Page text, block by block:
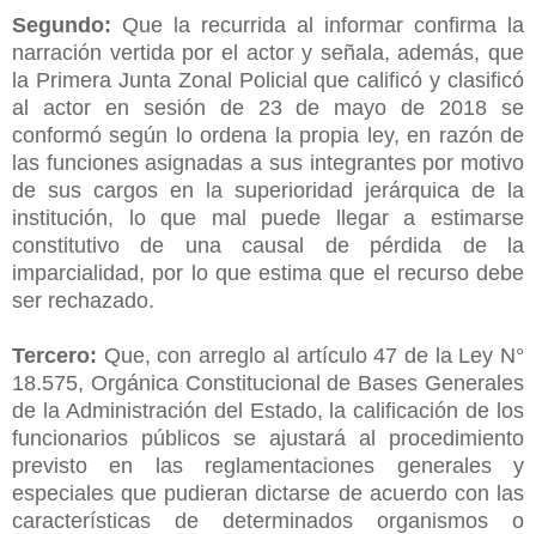
Segundo: Que la recurrida al informar confirma la
narración vertida por el actor y señala, además, que
la Primera Junta Zonal Policial que calificó y clasificó
al actor en sesión de 23 de mayo de 2018 se
conformó según lo ordena la propia ley, en razón de
las funciones asignadas a sus integrantes por motivo
de sus cargos en la superioridad jerárquica de la
institución, lo que mal puede llegar a estimarse
constitutivo de una causal de pérdida de la
imparcialidad, por lo que estima que el recurso debe
ser rechazado.
Tercero: Que, con arreglo al artículo 47 de la Ley N°
18.575, Orgánica Constitucional de Bases Generales
de la Administración del Estado, la calificación de los
funcionarios públicos se ajustará al procedimiento
previsto en las reglamentaciones generales y
especiales que pudieran dictarse de acuerdo con las
características de determinados organismos o